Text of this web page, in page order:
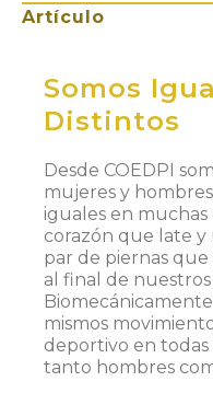
Artículo
Somos
Distintos
Desde COEDPI
mujeres y
iguales en muchas
corazón que late
par de piernas que
al final de nuestros
mismos
deportivo en todas
tanto hombres